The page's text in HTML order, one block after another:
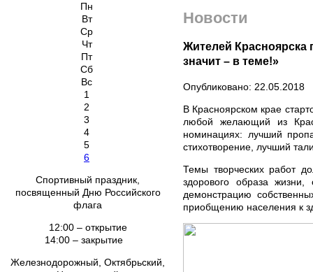
Пн
Вт
Ср
Чт
Пт
Сб
Вс
1
2
3
4
5
6
Спортивный праздник,
посвященный Дню Российского
флага
12:00 – открытие
14:00 – закрытие
Железнодорожный, Октябрьский,
Новости
Жителей Красноярска
значит – в теме!»
Опубликовано: 22.05.2018
В Красноярском крае
любой желающий из
номинациях: лучший
стихотворение, лучший
Темы творческих работ
здорового образа
демонстрацию
приобщению населения к